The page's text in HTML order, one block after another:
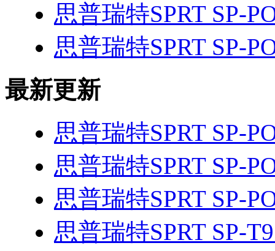
思普瑞特SPRT SP-
思普瑞特SPRT SP-
最新更新
思普瑞特SPRT SP-
思普瑞特SPRT SP-
思普瑞特SPRT SP-
思普瑞特SPRT SP-